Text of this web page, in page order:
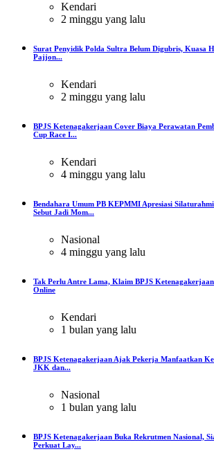
Kendari
2 minggu yang lalu
Surat Penyidik Polda Sultra Belum Digubris, Kuasa
Pajjon...
Kendari
2 minggu yang lalu
BPJS Ketenagakerjaan Cover Biaya Perawatan
Cup Race I...
Kendari
4 minggu yang lalu
Bendahara Umum PB KEPMMI Apresiasi
Sebut Jadi Mom...
Nasional
4 minggu yang lalu
Tak Perlu Antre Lama, Klaim BPJS
Online
Kendari
1 bulan yang lalu
BPJS Ketenagakerjaan Ajak Pekerja Manfaatkan
JKK dan...
Nasional
1 bulan yang lalu
BPJS Ketenagakerjaan Buka Rekrutmen Nasional,
Perkuat Lay...